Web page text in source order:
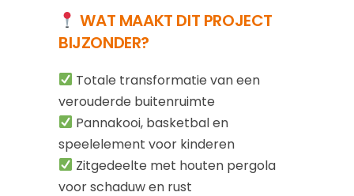
WAT MAAKT DIT PROJECT
BIJZONDER?
Totale transformatie van een
verouderde buitenruimte
Pannakooi, basketbal en
speelelement voor kinderen
Zitgedeelte met houten pergola
voor schaduw en rust